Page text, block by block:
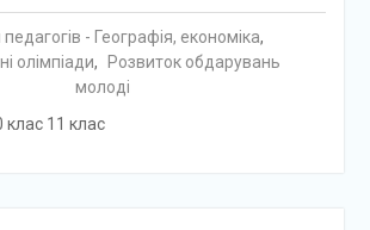
- Географія, економіка,
олімпіади,
Розвиток обдарувань
молоді
клас 11 клас